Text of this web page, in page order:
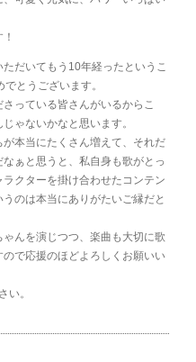
だいてもう10年経ったというこ
とうございます。
っている皆さんがいるからこ
ゃないかなと思います。
本当にたくさん増えて、それだ
ぁと思うと、私自身も歌がとっ
クターを掛け合わせたコンテン
のは本当にありがたいご縁だと
んを演じつつ、楽曲も大切に歌
で応援のほどよろしくお願いい
い。